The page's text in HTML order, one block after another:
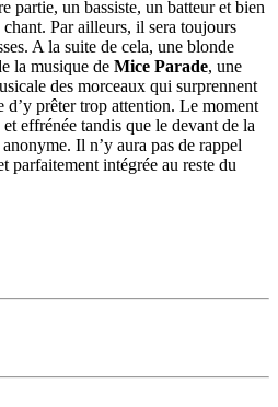
partie, un bassiste, un batteur et bien
Par ailleurs, il sera toujours
A la suite de cela, une blonde
la musique de Mice Parade, une
des morceaux qui surprennent
d’y prêter trop attention. Le moment
effrénée tandis que le devant de la
Il n’y aura pas de rappel
parfaitement intégrée au reste du